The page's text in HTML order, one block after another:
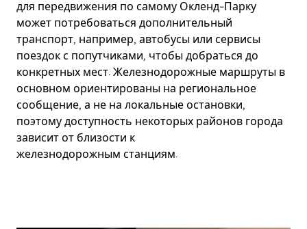
для передвижения по самому Окленд-Парку
может потребоваться дополнительный
транспорт, например, автобусы или сервисы
поездок с попутчиками, чтобы добраться до
конкретных мест. Железнодорожные маршруты в
основном ориентированы на региональное
сообщение, а не на локальные остановки,
поэтому доступность некоторых районов города
зависит от близости к
железнодорожным станциям.